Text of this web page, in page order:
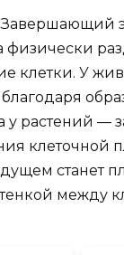
Завершающий
физически
клетки. У
у растений —
клеточной
станет
между